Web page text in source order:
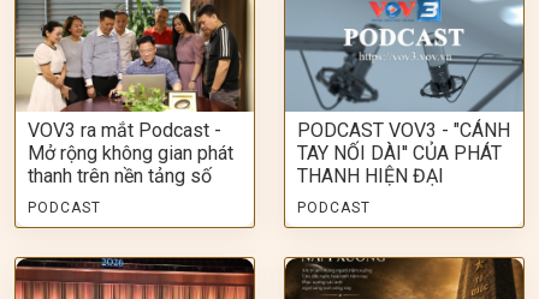
VOV3 ra mắt Podcast -
Mở rộng không gian phát
thanh trên nền tảng số
PODCAST
PODCAST VOV3 - "CÁNH
TAY NỐI DÀI'' CỦA PHÁT
THANH HIỆN ĐẠI
PODCAST